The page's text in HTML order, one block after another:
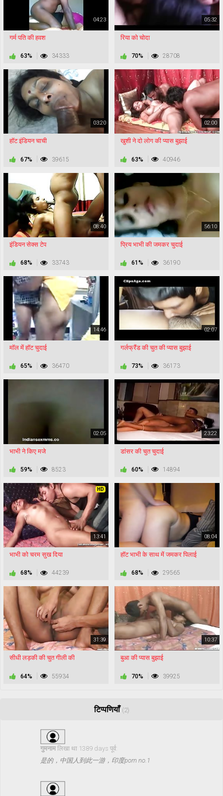
04:23
गर्म पति की हवश
63% 34333
05:32
रिया को चोदा
70% 28708
03:20
हॉट इंडियन चाची
67% 39615
02:00
खुशी ने दो लोग की प्यास बुझाई
63% 40946
08:40
इंडियन सेक्स टेप
68% 33743
56:10
प्रिय भाभी की जमकर चुदाई
61% 36190
14:46
मॉल में हॉट चुदाई
65% 36470
02:07
गर्लफ्रैंड की चुत की प्यास बुझाई
73% 36173
02:05
भाभी ने किए मजे
59% 8523
23:22
डांसर की चुत चुदाई
60% 14894
13:41
HD
भाभी को चरम सुख दिया
68% 44239
08:04
हॉट भाभी के साथ में जमकर पिलाई
68% 29565
31:39
सीधी लड़की की चुत गीली की
64% 55934
10:37
बुआ की प्यास बुझाई
70% 39925
टिप्पणियाँ (2)
गुमनामलिखा था 1389 days पूर्व:
是的，中国人到此一游，印度porn no.1